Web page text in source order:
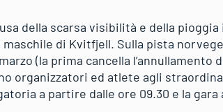
della scarsa visibilità e della
di Kvitfjell. Sulla pista
(la prima cancella
organizzatori ed atlete agli
a partire dalle ore 09.30 e la